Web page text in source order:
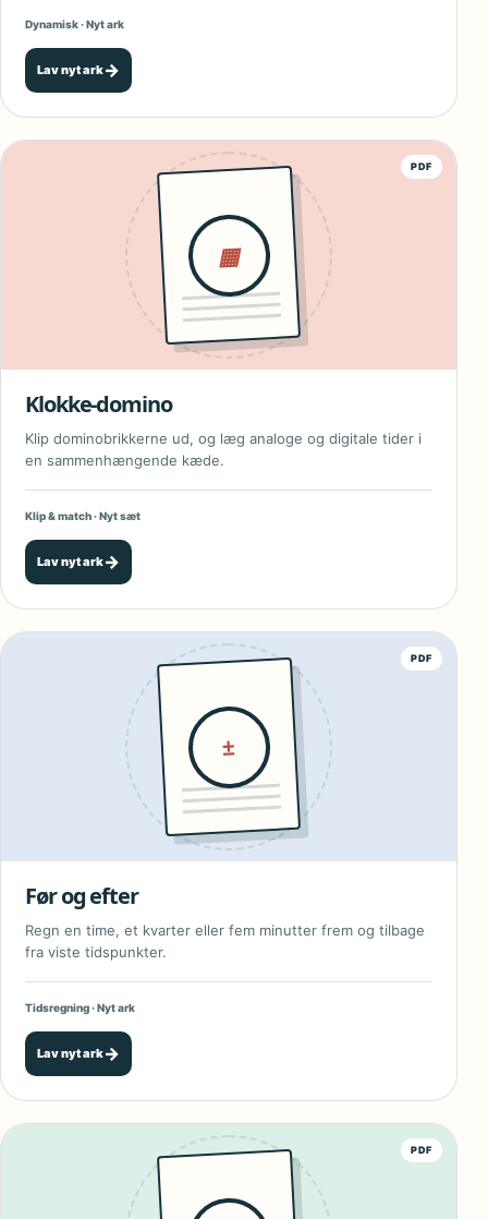
Dynamisk · Nyt ark
Lav nyt ark→
PDF
▦
Klokke-domino
Klip dominobrikkerne ud, og læg analoge og digitale tider i
en sammenhængende kæde.
Klip & match · Nyt sæt
Lav nyt ark→
PDF
±
Før og efter
Regn en time, et kvarter eller fem minutter frem og tilbage
fra viste tidspunkter.
Tidsregning · Nyt ark
Lav nyt ark→
PDF